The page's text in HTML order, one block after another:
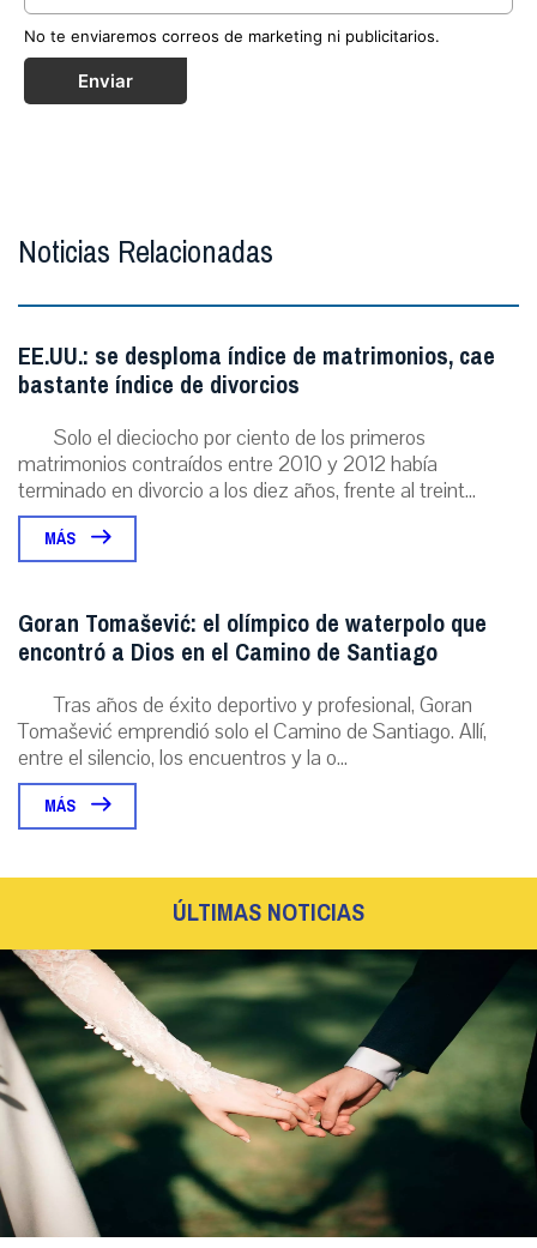
No te enviaremos correos de marketing ni publicitarios.
Enviar
Noticias Relacionadas
EE.UU.: se desploma índice de matrimonios, cae
bastante índice de divorcios
Solo el dieciocho por ciento de los primeros
matrimonios contraídos entre 2010 y 2012 había
terminado en divorcio a los diez años, frente al treint...
MÁS
Goran Tomašević: el olímpico de waterpolo que
encontró a Dios en el Camino de Santiago
Tras años de éxito deportivo y profesional, Goran
Tomašević emprendió solo el Camino de Santiago. Allí,
entre el silencio, los encuentros y la o...
MÁS
ÚLTIMAS NOTICIAS